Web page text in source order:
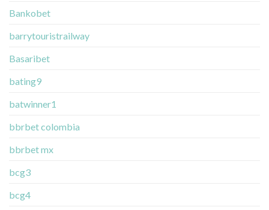
Bankobet
barrytouristrailway
Basaribet
bating9
batwinner1
bbrbet colombia
bbrbet mx
bcg3
bcg4